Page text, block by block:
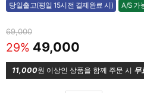
당일출고(평일 15시전 결제완료 시) A/S 가
가
69,000
29% 49,000
11,000원 이상인 상품을 함께 주문 시 무